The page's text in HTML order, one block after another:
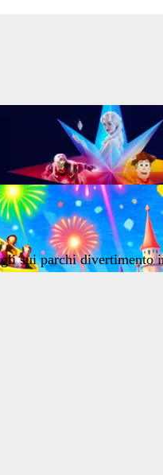
sui parchi